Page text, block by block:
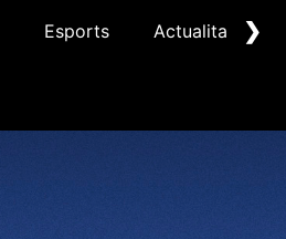
Esports Actualitat ❯